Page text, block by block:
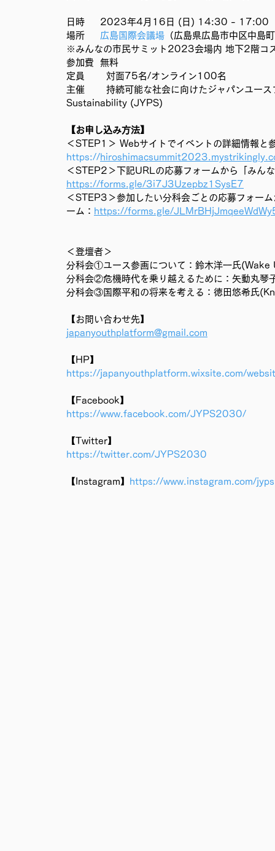
日時     2023年4月16日 (日) 14:30 - 17:00
場所 広島国際会議場 （広島県広島市中
※みんなの市民サミット2023会場内 地下2階コ
参加費  無料
定員       対面75名/オンライン100名
主催       持続可能な社会に向けたジャパンユ
Sustainability (JYPS)
【お申し込み方法】
＜STEP1＞ Webサイトでイベントの詳細情報と
https://
＜STEP2＞下記URLの応募フォームから「みん
https://forms.gle/3i7J3Uzepbz1SysE7
＜STEP3＞参加したい分科会ごとの応募フォー
ーム： https://forms.gle/
＜登壇者＞
分科会①ユース参画について：鈴木洋一氏
分科会②危機時代を乗り越えるために：矢動丸
分科会③国際平和の将来を考える：徳田悠希氏
【お問い合わせ先】
japanyouthplatform@gmail.com
【HP】
https://japanyouthplatform.wixsite.com/
【Facebook】
https://www.facebook.com/JYPS2030/
【Twitter】
https://twitter.com/JYPS2030
【Instagram】 https://www.instagram.com/